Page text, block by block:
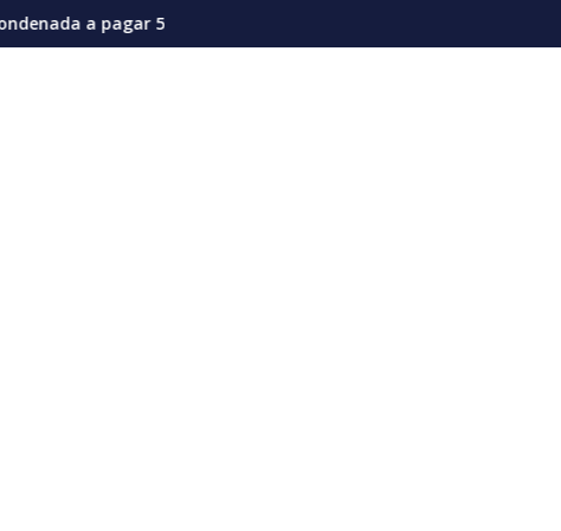
en la actual coyuntura
millones de dólares por afectaciones a la salud mental de los niños